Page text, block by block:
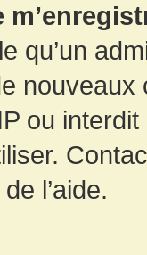
qu’un
ou
l’aide.